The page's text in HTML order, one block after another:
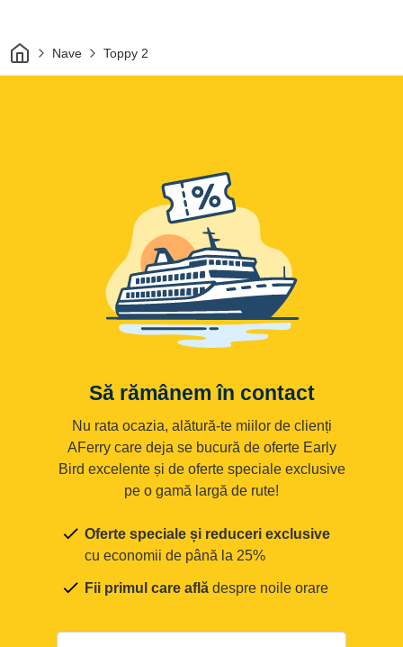
AcasăNave Toppy 2
Să rămânem în contact
Nu rata ocazia, alătură-te miilor de clienți
AFerry care deja se bucură de oferte Early
Bird excelente și de oferte speciale exclusive
pe o gamă largă de rute!
Oferte speciale și reduceri exclusive
cu economii de până la 25%
Fii primul care află despre noile orare